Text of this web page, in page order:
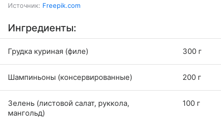
Источник: Freepik.com
Ингредиенты:
Грудка куриная (филе) 300 г
Шампиньоны (консервированные) 200 г
Зелень (листовой салат, руккола,
мангольд)
100 г